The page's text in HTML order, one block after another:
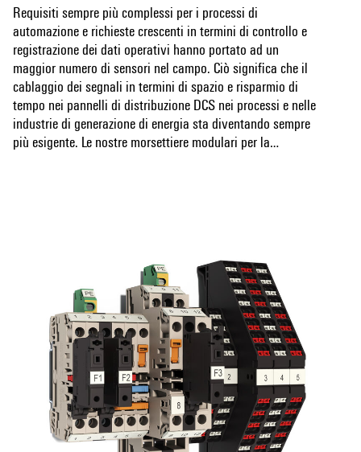
Requisiti sempre più complessi per i processi di
automazione e richieste crescenti in termini di controllo e
registrazione dei dati operativi hanno portato ad un
maggior numero di sensori nel campo. Ciò significa che il
cablaggio dei segnali in termini di spazio e risparmio di
tempo nei pannelli di distribuzione DCS nei processi e nelle
industrie di generazione di energia sta diventando sempre
più esigente. Le nostre morsettiere modulari per la